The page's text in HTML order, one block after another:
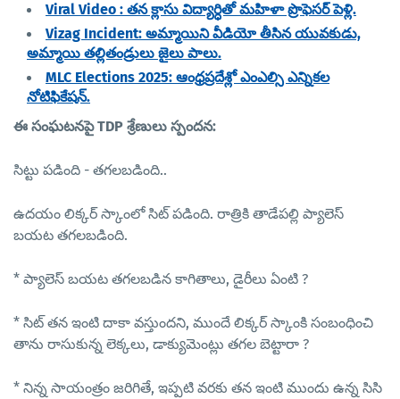
Viral Video : తన క్లాసు విద్యార్ధితో మహిళా ప్రొఫెసర్ పెళ్లి.
Vizag Incident: అమ్మాయిని వీడియో తీసిన యువకుడు,
అమ్మాయి తల్లితండ్రులు జైలు పాలు.
MLC Elections 2025: ఆంధ్రప్రదేశ్లో ఎంఎల్సి ఎన్నికల
నోటిఫికేషన్.
ఈ సంఘటనపై TDP శ్రేణులు స్పందన:
సిట్టు పడింది - తగలబడింది..
ఉదయం లిక్కర్ స్కాంలో సిట్ పడింది. రాత్రికి తాడేపల్లి ప్యాలెస్
బయట తగలబడింది.
* ప్యాలెస్ బయట తగలబడిన కాగితాలు, డైరీలు ఏంటి ?
* సిట్ తన ఇంటి దాకా వస్తుందని, ముందే లిక్కర్ స్కాంకి సంబంధించి
తాను రాసుకున్న లెక్కలు, డాక్యుమెంట్లు తగల బెట్టారా ?
* నిన్న సాయంత్రం జరిగితే, ఇప్పటి వరకు తన ఇంటి ముందు ఉన్న సిసి